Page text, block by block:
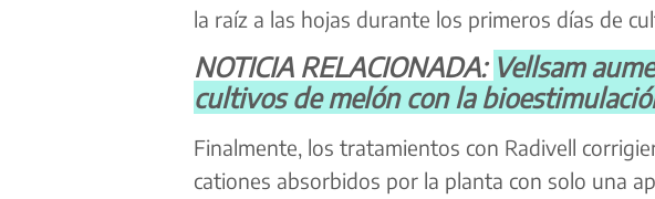
la raíz a las hojas durante los primeros días de
NOTICIA RELACIONADA: Vellsam
cultivos de melón con la
Finalmente, los tratamientos con Radivell
cationes absorbidos por la planta con solo una